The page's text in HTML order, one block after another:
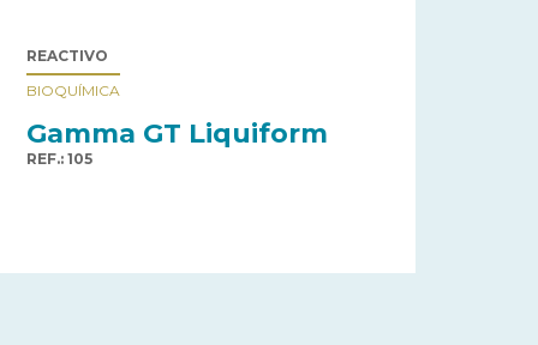
REACTIVO
BIOQUÍMICA
Gamma GT Liquiform
REF.: 105